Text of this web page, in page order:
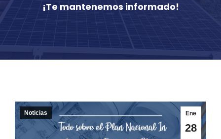
¡Te mantenemos informado!
Ene
28
Noticias